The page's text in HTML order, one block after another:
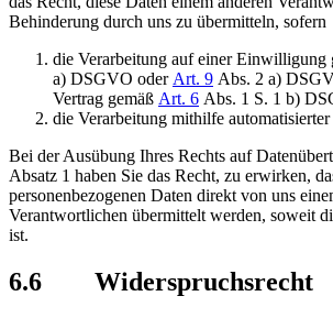
Behinderung durch uns zu übermitteln, sofern
die Verarbeitung auf einer Einwilligung
a) DSGVO oder Art. 9 Abs. 2 a)
Vertrag gemäß Art. 6 Abs. 1 S. 1 b)
die Verarbeitung mithilfe
Bei der Ausübung Ihres Rechts auf
Absatz 1 haben Sie das Recht, zu erwirken,
personenbezogenen Daten direkt von uns
Verantwortlichen übermittelt werden, soweit
ist.
6.6 Widerspruchsrecht